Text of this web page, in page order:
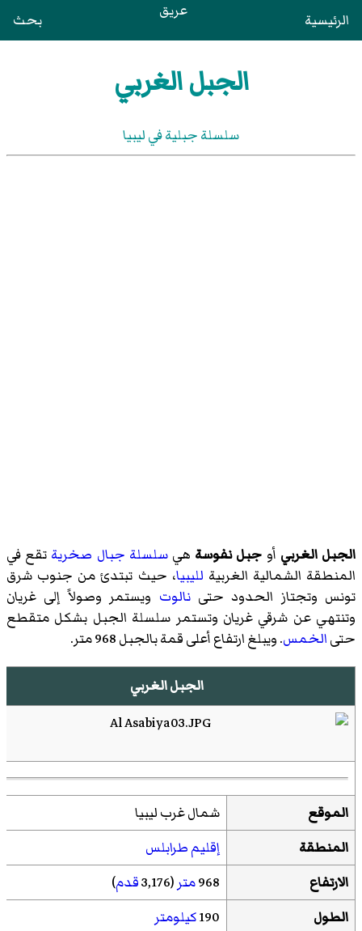
الرئيسية عريق بحث
الجبل الغربي
سلسلة جبلية في ليبيا
الجبل الغربي أو جبل نفوسة هيسلسلة جبال صخرية تقع في
المنطقة الشمالية الغربية لليبيا، حيث تبتدئ من جنوب شرق
تونس وتجتاز الحدود حتىنالوت ويستمر وصولاً إلى غريان
وتنتهي عن شرقي غريان وتستمر سلسلة الجبل بشكل متقطع
حتىالخمس. ويبلغ ارتفاع أعلى قمة بالجبل 968 متر.
الجبل الغربي
الموقع
شمال غرب ليبيا
المنطقة
إقليم طرابلس
الارتفاع
968متر(3,176 قدم)
الطول
190كيلومتر